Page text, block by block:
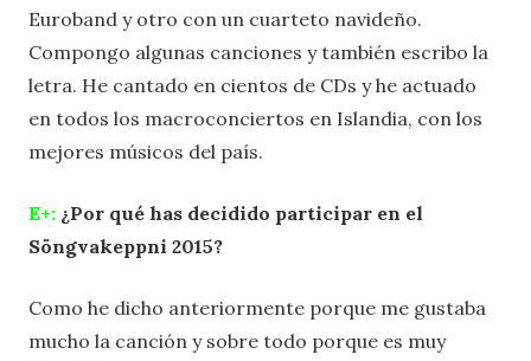
Euroband y otro con un cuarteto navideño.
Compongo algunas canciones y también escribo la
letra. He cantado en cientos de CDs y he actuado
en todos los macroconciertos en Islandia, con los
mejores músicos del país.
E+: ¿Por qué has decidido participar en el
Söngvakeppni 2015?
Como he dicho anteriormente porque me gustaba
mucho la canción y sobre todo porque es muy